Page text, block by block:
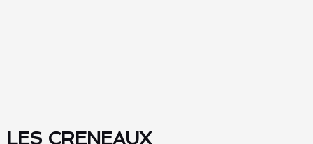
LES CRENEAUX